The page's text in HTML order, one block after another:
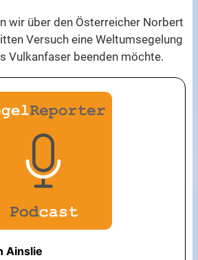
wir über den Österreicher Norbert
Versuch eine Weltumsegelung
Vulkanfaser beenden möchte.